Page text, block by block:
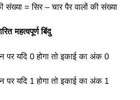
संख्या = सिर – चार पैर वालों की संख्या
महत्वपूर्ण बिंदु
पर यदि 0 होगा तो इकाई का अंक 0
पर यदि 1 होगा तो इकाई का अंक 1